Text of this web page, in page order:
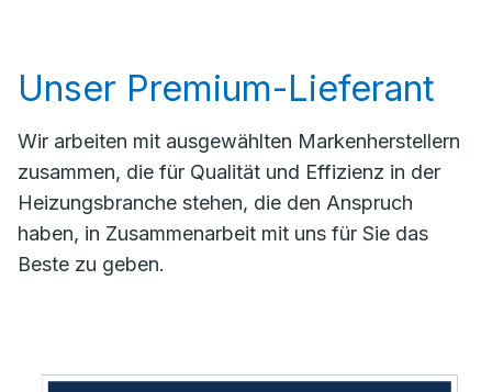
Unser Premium-Lieferant
Wir arbeiten mit ausgewählten Markenherstellern
zusammen, die für Qualität und Effizienz in der
Heizungsbranche stehen, die den Anspruch
haben, in Zusammenarbeit mit uns für Sie das
Beste zu geben.